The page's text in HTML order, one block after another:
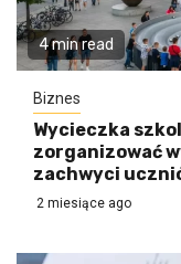
4 min read
Biznes
Wycieczka
zorganizować
zachwyci
2 miesiące ago